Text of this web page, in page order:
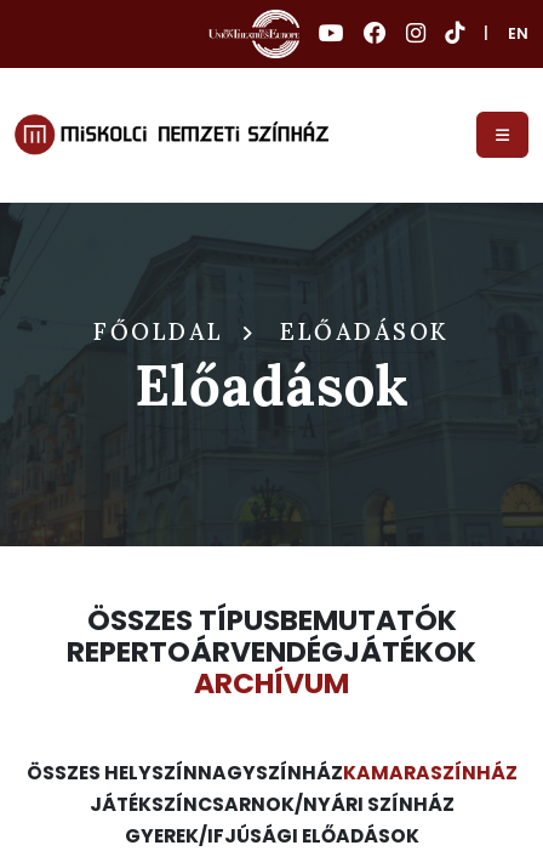
EN
FŐOLDAL ELŐADÁSOK
Előadások
ÖSSZES TÍPUSBEMUTATÓK
REPERTOÁRVENDÉGJÁTÉKOK
ARCHÍVUM
ÖSSZES HELYSZÍNNAGYSZÍNHÁZKAMARASZÍNHÁZ
JÁTÉKSZÍNCSARNOK/NYÁRI SZÍNHÁZ
GYEREK/IFJÚSÁGI ELŐADÁSOK